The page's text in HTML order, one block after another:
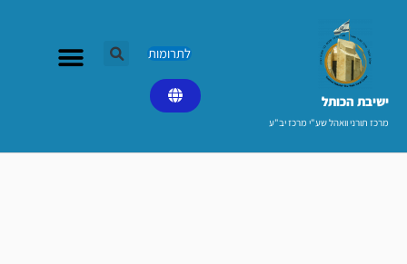
ישיבת הכותל​
מרכז תורני וואהל שע"י מרכז יב"ע
לתרומות